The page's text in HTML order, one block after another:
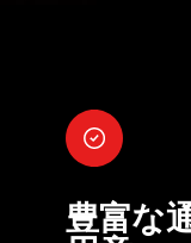
豊富な